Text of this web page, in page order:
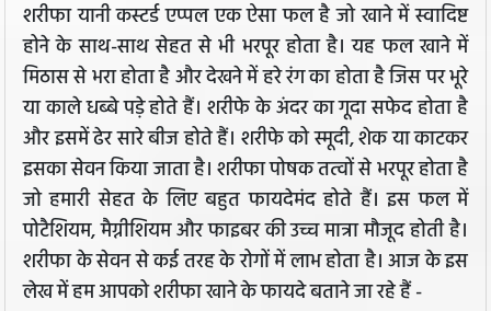
शरीफा यानी कस्टर्ड एप्पल एक ऐसा फल है जो खाने में स्वादिष्ट
होने के साथ-साथ सेहत से भी भरपूर होता है। यह फल खाने में
मिठास से भरा होता है और देखने में हरे रंग का होता है जिस पर भूरे
या काले धब्बे पड़े होते हैं। शरीफे के अंदर का गूदा सफेद होता है
और इसमें ढेर सारे बीज होते हैं। शरीफे को स्मूदी, शेक या काटकर
इसका सेवन किया जाता है। शरीफा पोषक तत्वों से भरपूर होता है
जो हमारी सेहत के लिए बहुत फायदेमंद होते हैं। इस फल में
पोटैशियम, मैग्नीशियम और फाइबर की उच्च मात्रा मौजूद होती है।
शरीफा के सेवन से कई तरह के रोगों में लाभ होता है। आज के इस
लेख में हम आपको शरीफा खाने के फायदे बताने जा रहे हैं -